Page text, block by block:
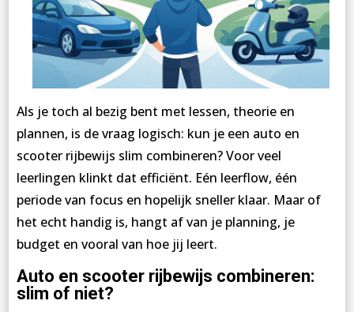
Als je toch al bezig bent met lessen, theorie en
plannen, is de vraag logisch: kun je een auto en
scooter rijbewijs slim combineren? Voor veel
leerlingen klinkt dat efficiënt. Eén leerflow, één
periode van focus en hopelijk sneller klaar. Maar of
het echt handig is, hangt af van je planning, je
budget en vooral van hoe jij leert.
Auto en scooter rijbewijs combineren:
slim of niet?